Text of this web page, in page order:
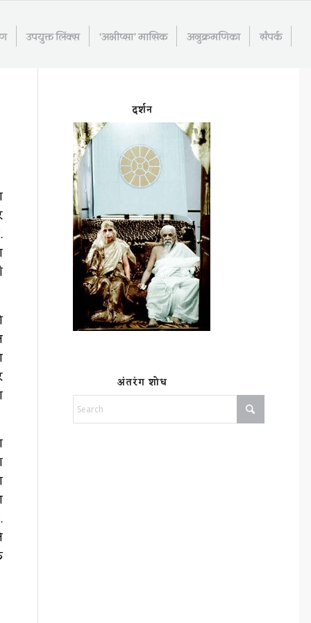
उपयुक्त लिंक्स ‘अभीप्सा’ मासिक अनुक्रमणिका संपर्क
दर्शन
अंतरंग शोध